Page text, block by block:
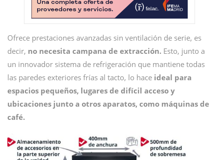
Ofrece prestaciones avanzadas sin ventilación de serie, es
decir, no necesita campana de extracción. Esto, junto a
un innovador sistema de refrigeración que mantiene todas
las paredes exteriores frías al tacto, lo hace ideal para
espacios pequeños, lugares de difícil acceso y
ubicaciones junto a otros aparatos, como máquinas de
café.